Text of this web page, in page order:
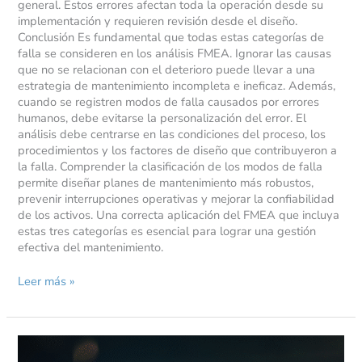
general. Estos errores afectan toda la operación desde su
implementación y requieren revisión desde el diseño.
Conclusión Es fundamental que todas estas categorías de
falla se consideren en los análisis FMEA. Ignorar las causas
que no se relacionan con el deterioro puede llevar a una
estrategia de mantenimiento incompleta e ineficaz. Además,
cuando se registren modos de falla causados por errores
humanos, debe evitarse la personalización del error. El
análisis debe centrarse en las condiciones del proceso, los
procedimientos y los factores de diseño que contribuyeron a
la falla. Comprender la clasificación de los modos de falla
permite diseñar planes de mantenimiento más robustos,
prevenir interrupciones operativas y mejorar la confiabilidad
de los activos. Una correcta aplicación del FMEA que incluya
estas tres categorías es esencial para lograr una gestión
efectiva del mantenimiento.
Leer más »
Implementando